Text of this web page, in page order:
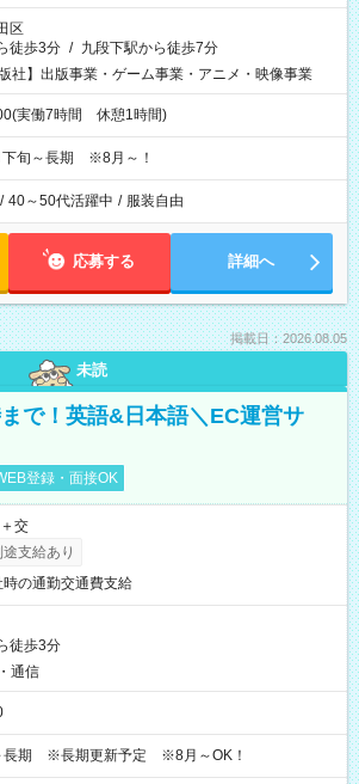
区
徒歩3分 / 九段下駅から徒歩7分
版社】出版事業・ゲーム事業・アニメ・映像事業
実働7時間 休憩1時間)
下旬～長期 ※8月～！
/ 40～50代活躍中 / 服装自由
応募する 詳細へ
掲載日：2026.08.05
未読
で！英語&日本語＼EC運営サ
登録・面接OK
交
支給あり
時の通勤交通費支給
徒歩3分
通信
長期 ※長期更新予定 ※8月～OK！